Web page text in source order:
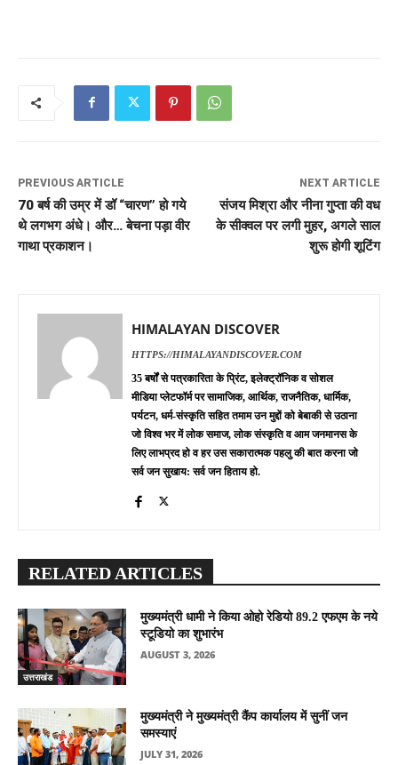
PREVIOUS ARTICLE
70 बर्ष की उम्र में डॉ “चारण” हो गये
थे लगभग अंधे। और… बेचना पड़ा वीर
गाथा प्रकाशन।
NEXT ARTICLE
संजय मिश्रा और नीना गुप्ता की वध
के सीक्वल पर लगी मुहर, अगले साल
शुरू होगी शूटिंग
HIMALAYAN DISCOVER
HTTPS://HIMALAYANDISCOVER.COM
35 बर्षों से पत्रकारिता के प्रिंट, इलेक्ट्रॉनिक व सोशल
मीडिया प्लेटफॉर्म पर सामाजिक, आर्थिक, राजनैतिक, धार्मिक,
पर्यटन, धर्म-संस्कृति सहित तमाम उन मुद्दों को बेबाकी से उठाना
जो विश्व भर में लोक समाज, लोक संस्कृति व आम जनमानस के
लिए लाभप्रद हो व हर उस सकारात्मक पहलु की बात करना जो
सर्व जन सुखाय: सर्व जन हिताय हो.
RELATED ARTICLES
उत्तराखंड
मुख्यमंत्री धामी ने किया ओहो रेडियो 89.2 एफएम के नये
स्टूडियो का शुभारंभ
AUGUST 3, 2026
मुख्यमंत्री ने मुख्यमंत्री कैंप कार्यालय में सुनीं जन
समस्याएं
JULY 31, 2026